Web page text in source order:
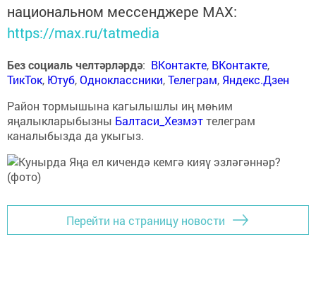
национальном мессенджере MАХ:
https://max.ru/tatmedia
Без социаль челтәрләрдә: ВКонтакте, ВКонтакте,
ТикТок, Ютуб,Одноклассники,Телеграм, Яндекс.Дзен
Район тормышына кагылышлы иң мөһим
яңалыкларыбызны Балтаси_Хезмэттелеграм
каналыбызда да укыгыз.
Перейти на страницу новости